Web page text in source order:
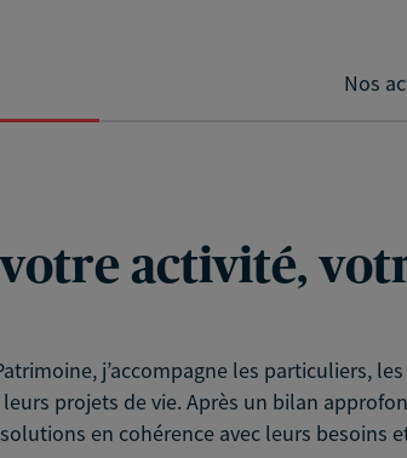
Nos
activité,
j’accompagne les particuliers,
projets de vie. Après un bilan
en cohérence avec leurs besoins